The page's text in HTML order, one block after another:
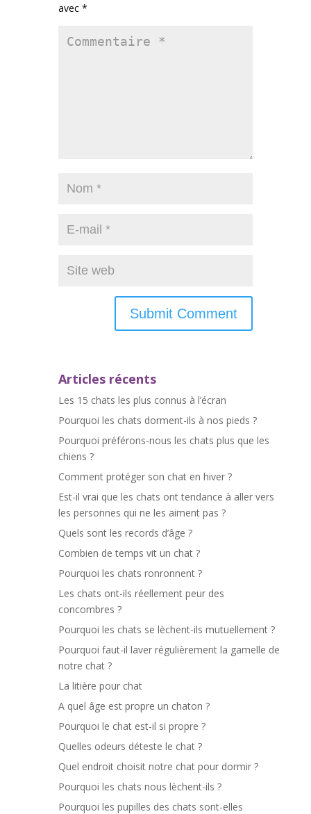
avec *
Articles récents
Les 15 chats les plus connus à l’écran
Pourquoi les chats dorment-ils à nos pieds ?
Pourquoi préférons-nous les chats plus que les
chiens ?
Comment protéger son chat en hiver ?
Est-il vrai que les chats ont tendance à aller vers
les personnes qui ne les aiment pas ?
Quels sont les records d’âge ?
Combien de temps vit un chat ?
Pourquoi les chats ronronnent ?
Les chats ont-ils réellement peur des
concombres ?
Pourquoi les chats se lèchent-ils mutuellement ?
Pourquoi faut-il laver régulièrement la gamelle de
notre chat ?
La litière pour chat
A quel âge est propre un chaton ?
Pourquoi le chat est-il si propre ?
Quelles odeurs déteste le chat ?
Quel endroit choisit notre chat pour dormir ?
Pourquoi les chats nous lèchent-ils ?
Pourquoi les pupilles des chats sont-elles